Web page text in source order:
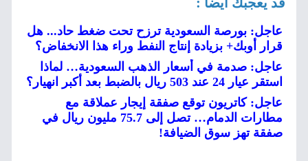
عاجل: بورصة السعودية ترزح تحت ضغط حاد... هل
قرار أوبك+ بزيادة إنتاج النفط وراء هذا الانخفاض؟
عاجل: صدمة في أسعار الذهب السعودية… لماذا
استقر عيار 24 عند 503 ريال بالضبط بعد أكبر انهيار؟
عاجل: كاتريون توقع صفقة إيجار عملاقة مع
مطارات الدمام… تصل إلى 75.7 مليون ريال في
صفقة تهز سوق الضيافة!